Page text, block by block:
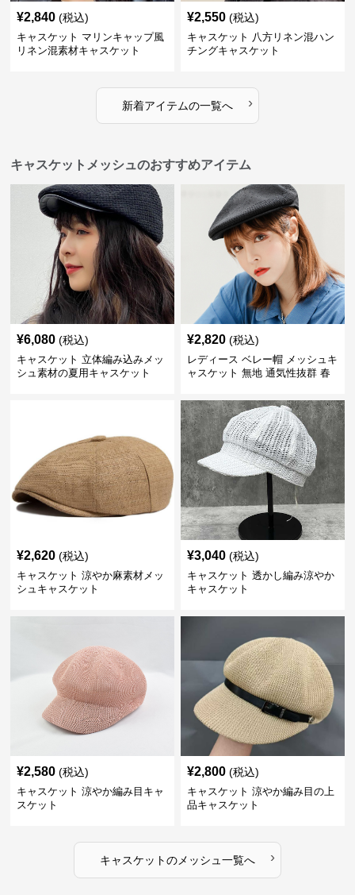
¥2,840 (税込)
キャスケット マリンキャップ風
リネン混素材キャスケット
¥2,550 (税込)
キャスケット 八方リネン混ハン
チングキャスケット
新着アイテムの一覧へ ›
キャスケットメッシュのおすすめアイテム
¥6,080 (税込)
キャスケット 立体編み込みメッ
シュ素材の夏用キャスケット
¥2,820 (税込)
レディース ベレー帽 メッシュキ
ャスケット 無地 通気性抜群 春
¥2,620 (税込)
キャスケット 涼やか麻素材メッ
シュキャスケット
¥3,040 (税込)
キャスケット 透かし編み涼やか
キャスケット
¥2,580 (税込)
キャスケット 涼やか編み目キャ
スケット
¥2,800 (税込)
キャスケット 涼やか編み目の上
品キャスケット
キャスケットのメッシュ 一覧へ ›